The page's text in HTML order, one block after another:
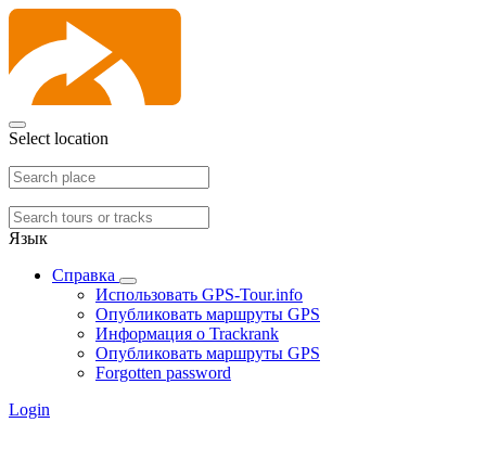
Select location
Язык
Справка
Использовать GPS-Tour.info
Опубликовать маршруты GPS
Информация о Trackrank
Опубликовать маршруты GPS
Forgotten password
Login